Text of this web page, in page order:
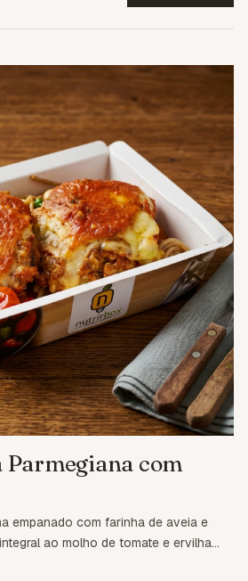
Parmegiana com
empanado com farinha de aveia e
ao molho de tomate e ervilha